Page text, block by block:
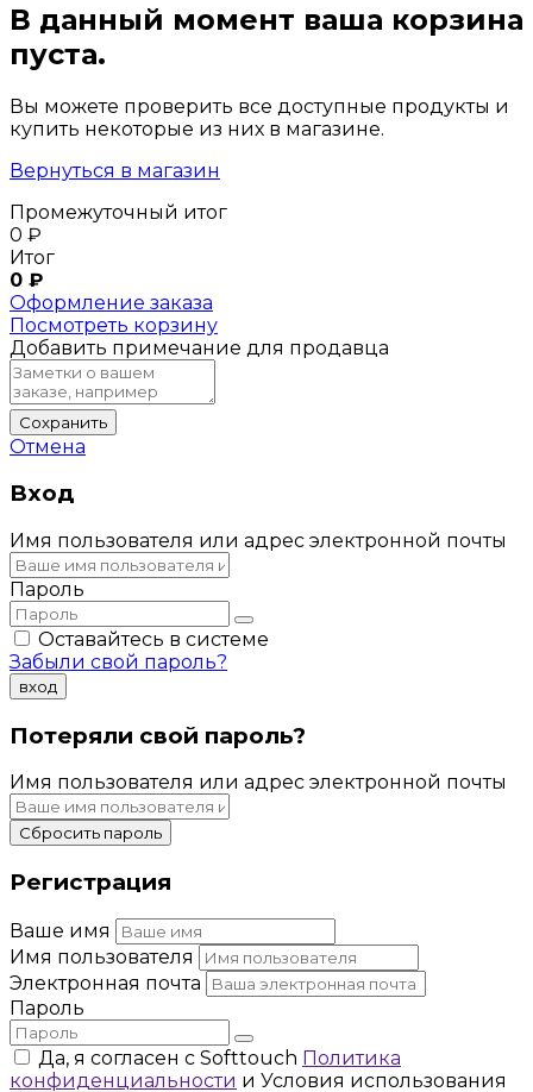
В данный момент ваша корзина
пуста.
Вы можете проверить все доступные продукты и
купить некоторые из них в магазине.
Вернуться в магазин
Промежуточный итог
0 ₽
Итог
0 ₽
Оформление заказа
Посмотреть корзину
Добавить примечание для продавца
Сохранить
Отмена
Вход
Имя пользователя или адрес электронной почты
Пароль
Оставайтесь в системе
Забыли свой пароль?
вход
Потеряли свой пароль?
Имя пользователя или адрес электронной почты
Сбросить пароль
Регистрация
Ваше имя
Имя пользователя
Электронная почта
Пароль
Да, я согласен с Softtouch Политика
конфиденциальности и Условия использования